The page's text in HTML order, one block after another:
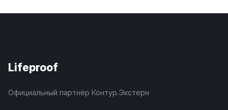
Lifeproof
Официальный партнёр Контур.Экстерн